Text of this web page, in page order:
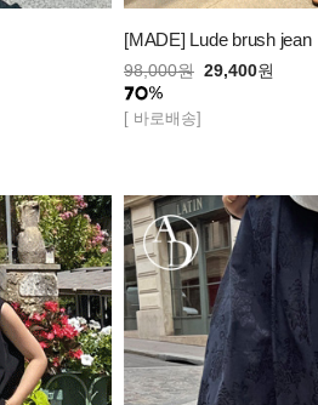
[MADE] Lude brush jean
98,000원 29,400원
[ 바로배송]